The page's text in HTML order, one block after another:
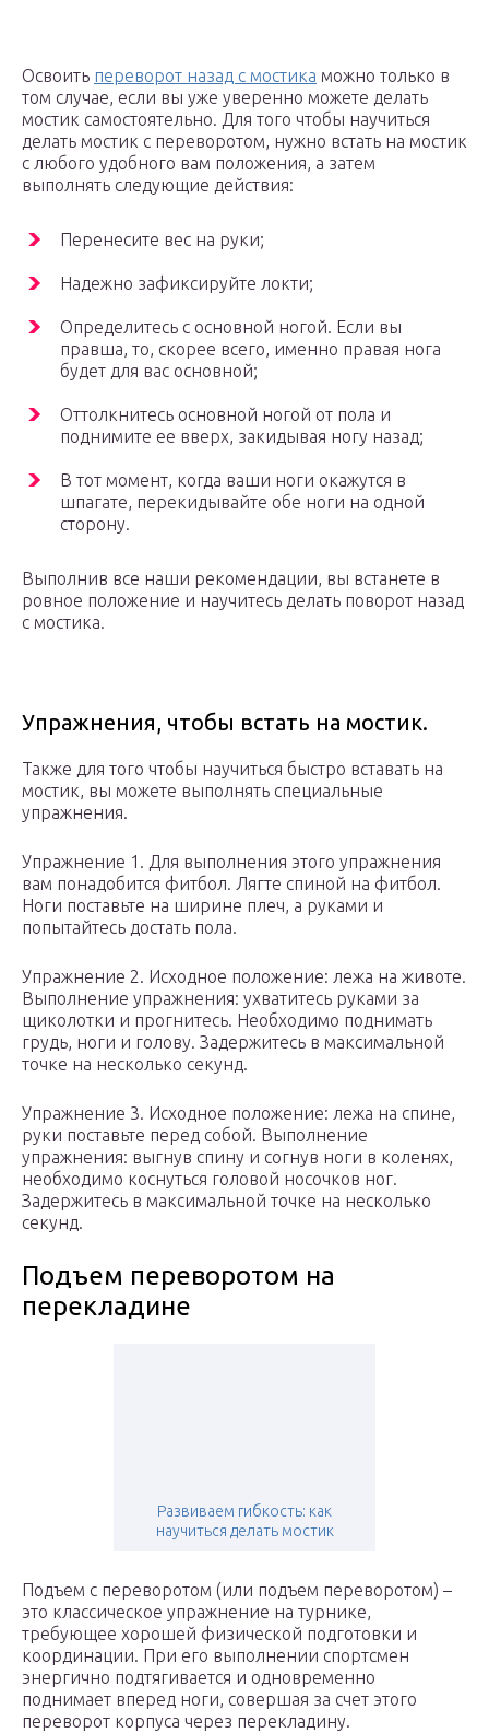
Освоить переворот назад с мостика можно только в
том случае, если вы уже уверенно можете делать
мостик самостоятельно. Для того чтобы научиться
делать мостик с переворотом, нужно встать на мостик
с любого удобного вам положения, а затем
выполнять следующие действия:
Перенесите вес на руки;
Надежно зафиксируйте локти;
Определитесь с основной ногой. Если вы
правша, то, скорее всего, именно правая нога
будет для вас основной;
Оттолкнитесь основной ногой от пола и
поднимите ее вверх, закидывая ногу назад;
В тот момент, когда ваши ноги окажутся в
шпагате, перекидывайте обе ноги на одной
сторону.
Выполнив все наши рекомендации, вы встанете в
ровное положение и научитесь делать поворот назад
с мостика.
Упражнения, чтобы встать на мостик.
Также для того чтобы научиться быстро вставать на
мостик, вы можете выполнять специальные
упражнения.
Упражнение 1. Для выполнения этого упражнения
вам понадобится фитбол. Лягте спиной на фитбол.
Ноги поставьте на ширине плеч, а руками и
попытайтесь достать пола.
Упражнение 2. Исходное положение: лежа на животе.
Выполнение упражнения: ухватитесь руками за
щиколотки и прогнитесь. Необходимо поднимать
грудь, ноги и голову. Задержитесь в максимальной
точке на несколько секунд.
Упражнение 3. Исходное положение: лежа на спине,
руки поставьте перед собой. Выполнение
упражнения: выгнув спину и согнув ноги в коленях,
необходимо коснуться головой носочков ног.
Задержитесь в максимальной точке на несколько
секунд.
Подъем переворотом на
перекладине
Развиваем гибкость: как
научиться делать мостик
Подъем с переворотом (или подъем переворотом) –
это классическое упражнение на турнике,
требующее хорошей физической подготовки и
координации. При его выполнении спортсмен
энергично подтягивается и одновременно
поднимает вперед ноги, совершая за счет этого
переворот корпуса через перекладину.